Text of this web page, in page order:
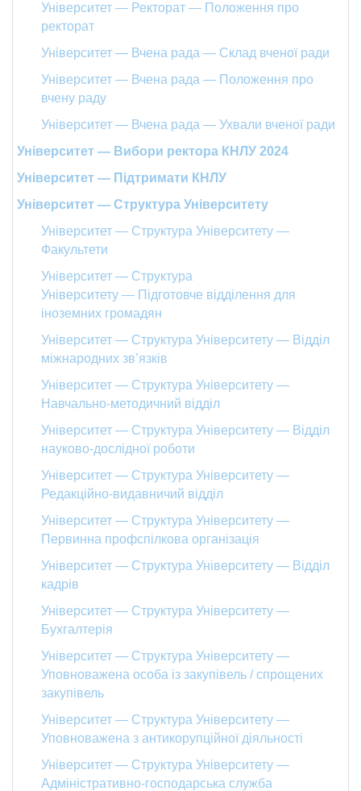
Університет — Ректорат — Положення про
ректорат
Університет — Вчена рада — Склад вченої ради
Університет — Вчена рада — Положення про
вчену раду
Університет — Вчена рада — Ухвали вченої ради
Університет — Вибори ректора КНЛУ 2024
Університет — Підтримати КНЛУ
Університет — Структура Університету
Університет — Структура Університету —
Факультети
Університет — Структура
Університету — Підготовче відділення для
іноземних громадян
Університет — Структура Університету — Відділ
міжнародних зв’язків
Університет — Структура Університету —
Навчально-методичний відділ
Університет — Структура Університету — Відділ
науково-дослідної роботи
Університет — Структура Університету —
Редакційно-видавничий відділ
Університет — Структура Університету —
Первинна профспілкова організація
Університет — Структура Університету — Відділ
кадрів
Університет — Структура Університету —
Бухгалтерія
Університет — Структура Університету —
Уповноважена особа із закупівель / спрощених
закупівель
Університет — Структура Університету —
Уповноважена з антикорупційної діяльності
Університет — Структура Університету —
Адміністративно-господарська служба